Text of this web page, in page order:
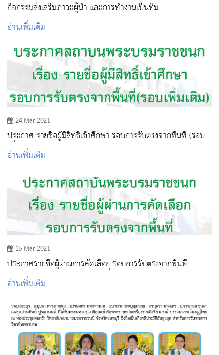
กิจกรรมส่งเสริมภาวะผู้นํา และการทํางานเป็นทีม
อ่านเพิ่มเติม
24 Mar 2021
ประกาศ รายชื่อผู้มีสิทธิ์เข้าศึกษา รอบการรับตรงจากพื้นที่ (รอบ
เพิ่มเติม)
อ่านเพิ่มเติม
15 Mar 2021
ประกาศรายชื่อผู้ผ่านการคัดเลือก รอบการรับตรงจากพื้นที่
ประจำปีการศึกษา 2564 (รอบเพิ่มเติม)
อ่านเพิ่มเติม